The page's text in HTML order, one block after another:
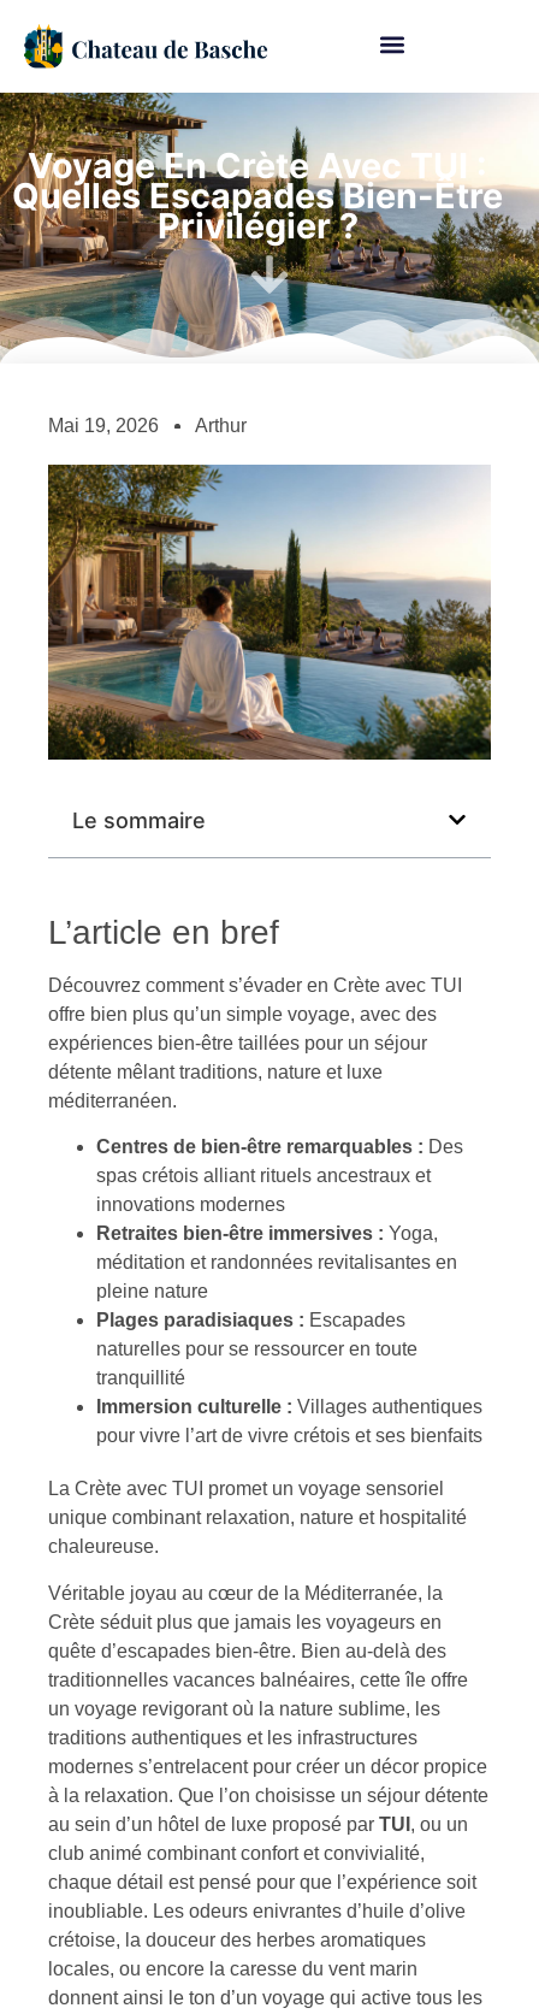
Voyage En Crète Avec TUI :
Quelles Escapades Bien-Être
Privilégier ?
Mai 19, 2026 Arthur
Le sommaire
L’article en bref
Découvrez comment s’évader en Crète avec TUI
offre bien plus qu’un simple voyage, avec des
expériences bien-être taillées pour un séjour
détente mêlant traditions, nature et luxe
méditerranéen.
Centres de bien-être remarquables : Des
spas crétois alliant rituels ancestraux et
innovations modernes
Retraites bien-être immersives : Yoga,
méditation et randonnées revitalisantes en
pleine nature
Plages paradisiaques : Escapades
naturelles pour se ressourcer en toute
tranquillité
Immersion culturelle : Villages authentiques
pour vivre l’art de vivre crétois et ses bienfaits
La Crète avec TUI promet un voyage sensoriel
unique combinant relaxation, nature et hospitalité
chaleureuse.
Véritable joyau au cœur de la Méditerranée, la
Crète séduit plus que jamais les voyageurs en
quête d’escapades bien-être. Bien au-delà des
traditionnelles vacances balnéaires, cette île offre
un voyage revigorant où la nature sublime, les
traditions authentiques et les infrastructures
modernes s’entrelacent pour créer un décor propice
à la relaxation. Que l’on choisisse un séjour détente
au sein d’un hôtel de luxe proposé par TUI , ou un
club animé combinant confort et convivialité,
chaque détail est pensé pour que l’expérience soit
inoubliable. Les odeurs enivrantes d’huile d’olive
crétoise, la douceur des herbes aromatiques
locales, ou encore la caresse du vent marin
donnent ainsi le ton d’un voyage qui active tous les